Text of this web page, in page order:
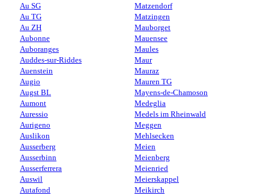
Au SG
Au TG
Au ZH
Aubonne
Auboranges
Auddes-sur-Riddes
Auenstein
Augio
Augst BL
Aumont
Auressio
Aurigeno
Auslikon
Ausserberg
Ausserbinn
Ausserferrera
Auswil
Autafond
Matzendorf
Matzingen
Mauborget
Mauensee
Maules
Maur
Mauraz
Mauren TG
Mayens-de-Chamoson
Medeglia
Medels im Rheinwald
Meggen
Mehlsecken
Meien
Meienberg
Meienried
Meierskappel
Meikirch